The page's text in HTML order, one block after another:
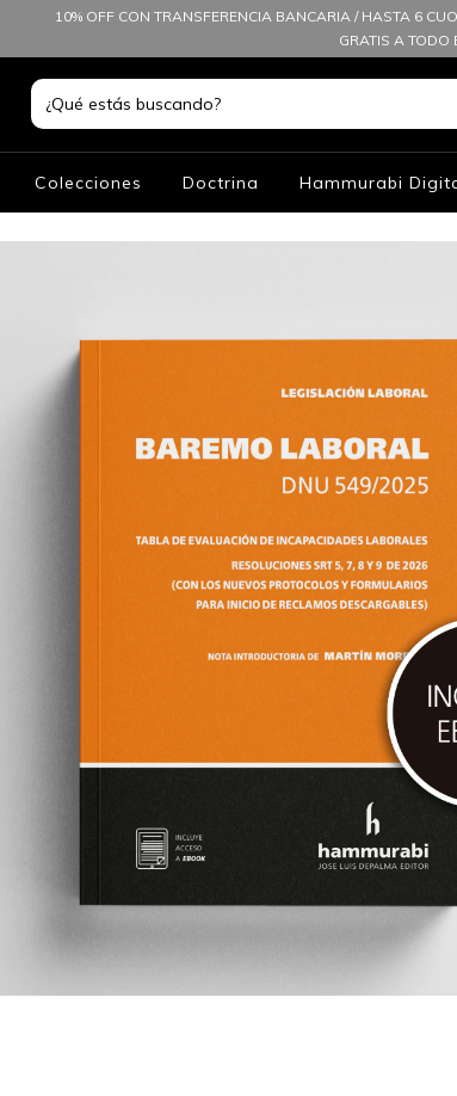
10% OFF CON TRANSFERENCIA BANCARIA / HASTA 6
GRATIS A TODO
Colecciones Doctrina Hammurabi